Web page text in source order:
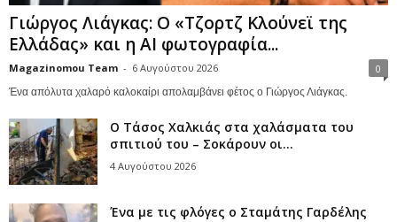
Γιώργος Λιάγκας: Ο «Τζορτζ Κλούνεϊ της
Ελλάδας» και η AI φωτογραφία...
Magazinomou Team - 6 Αυγούστου 2026 0
Ένα απόλυτα χαλαρό καλοκαίρι απολαμβάνει φέτος ο Γιώργος Λιάγκας.
Ο Τάσος Χαλκιάς στα χαλάσματα του
σπιτιού του – Σοκάρουν οι...
4 Αυγούστου 2026
Ένα με τις φλόγες ο Σταμάτης Γαρδέλης